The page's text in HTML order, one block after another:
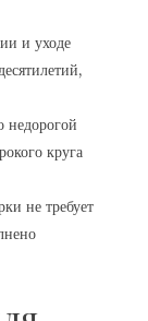
и уходе
недорогой
круга
не требует